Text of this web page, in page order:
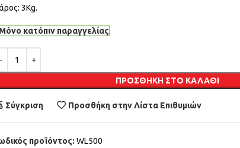
3Kg.
Μόνο κατόπιν παραγγελίας
ΠΡΟΣΘΉΚΗ ΣΤΟ ΚΑΛΆΘΙ
Σύγκριση Προσθήκη στην Λίστα Επιθυμιών
προϊόντος:WL500